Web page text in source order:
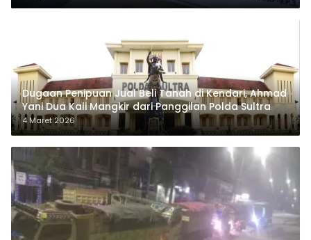
Dugaan Penipuan Jual Beli Tanah di Kendari, Ahmad
Yani Dua Kali Mangkir dari Panggilan Polda Sultra
4 Maret 2026